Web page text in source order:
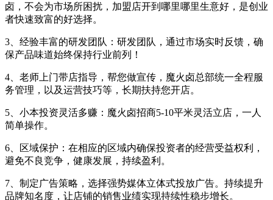
卤，不会为市场所困扰，加盟店开到哪里哪里生意好，是创业
者快速致富的好选择。
3、经验丰富的研发团队：研发团队，通过市场实时反馈，确
保产品味道始终保持行业前列！
4、老师上门带店指导，帮您做宣传，魔火卤总部统一全程服
务管理，以及运营技巧等，长期扶持您开店。
5、小本投资灵活多赚：魔火卤招商5-10平米灵活立店，一人
简单操作。
6、区域保护：在相应的区域内确保投资者的经营受益权利，
避免不良竞争，健康发展，持续盈利。
7、制定广告策略，选择强势媒体立体式投放广告。持续提升
品牌知名度，让店铺的销售业绩实现持续性稳步增长。